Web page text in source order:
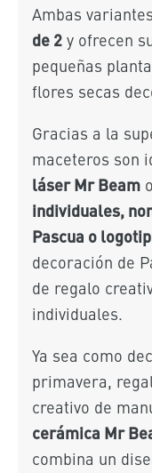
Ambas
de 2y ofrecen
pequeñas
flores secas
Gracias a la
maceteros son
láser Mr Beam
individuales,
Pascua o
decoración de
de regalo
individuales.
Ya sea como
primavera,
creativo de
cerámica Mr
combina un